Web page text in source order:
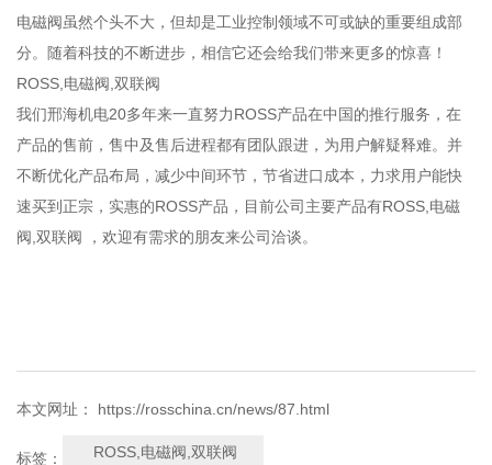
电磁阀虽然个头不大，但却是工业控制领域不可或缺的重要组成部
分。随着科技的不断进步，相信它还会给我们带来更多的惊喜！
ROSS,电磁阀,双联阀
我们邢海机电20多年来一直努力ROSS产品在中国的推行服务，在
产品的售前，售中及售后进程都有团队跟进，为用户解疑释难。并
不断优化产品布局，减少中间环节，节省进口成本，力求用户能快
速买到正宗，实惠的ROSS产品，目前公司主要产品有ROSS,电磁
阀,双联阀 ，欢迎有需求的朋友来公司洽谈。
本文网址： https://rosschina.cn/news/87.html
标签： ROSS,电磁阀,双联阀